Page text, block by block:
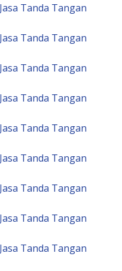
Tanda Tangan
Tanda Tangan
Tanda Tangan
Tanda Tangan
Tanda Tangan
Tanda Tangan
Tanda Tangan
Tanda Tangan
Tanda Tangan